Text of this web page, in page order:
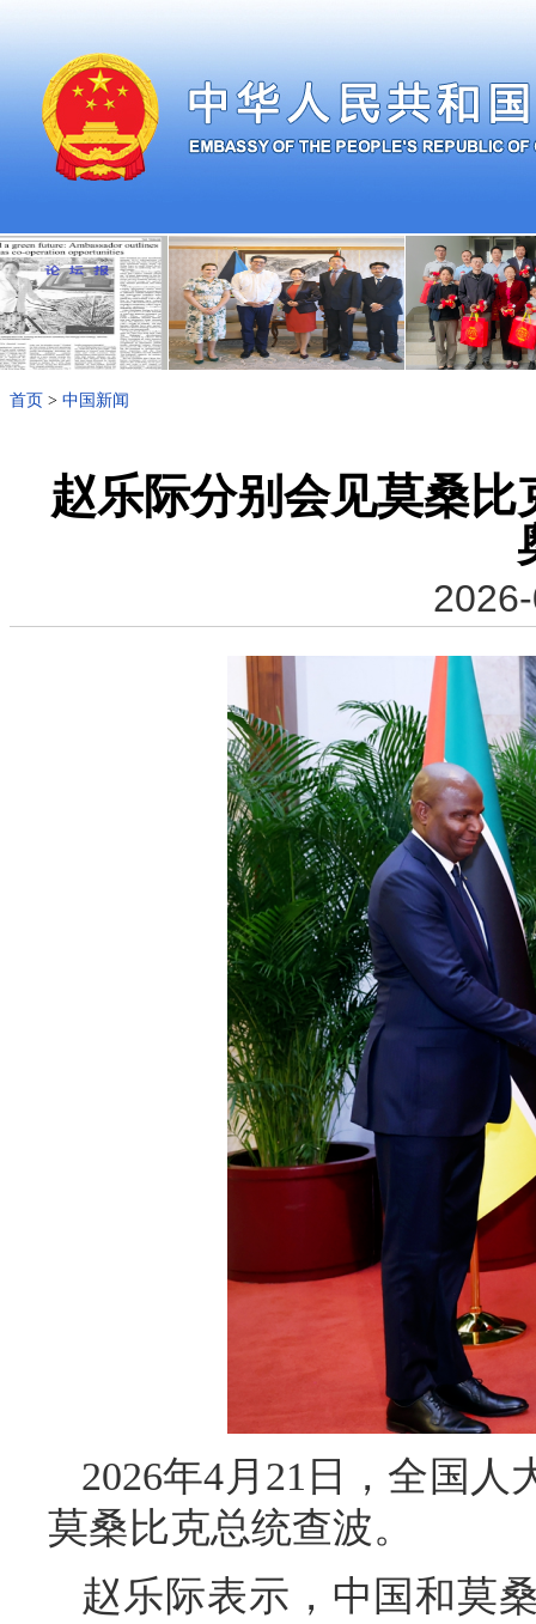
首页 > 中国新闻
赵乐际分别会见莫桑
2026年4月21日，全国
莫桑比克总统查波。
赵乐际表示，中国和莫